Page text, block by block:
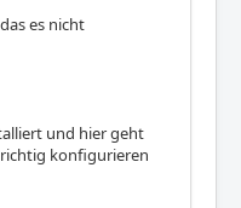
es nicht
und hier geht
konfigurieren